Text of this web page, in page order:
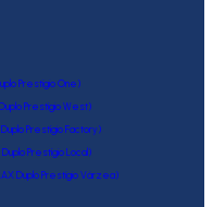
Prestígio One)
Prestígio West)
Prestígio Factory)
Prestígio Local)
Duplo Prestígio Várzea)